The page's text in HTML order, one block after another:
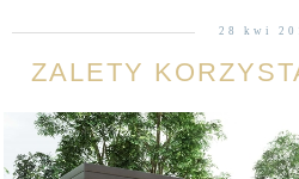
28 kwi
ZALETY